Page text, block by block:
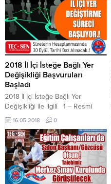
atama yapılmaktadır. Destek
Hizmetleri Genel Müdürlüğünün
27/12/2019 tarih ve 26006736
sayılı yazısı ile DÖSE
işletmelerinin açma kapama
işlemleri bildirilmiş ve
açılan/kapanan ve saymanlık
kadrosu boş olan saymanlıklar...
2018 İl İçi İsteğe Bağlı Yer
Değişikliği Başvuruları
Başladı
2018 İl İçi İsteğe Bağlı Yer
Değişikliği ile ilgili 1 – Resmi
Yazıya ulaşmak için tıklayınız 2 –
Başvuru Formu için tıklayınız 3 –
Tercih Edilebilecek Kurumlar
Listesi için tıklayınız
16.05.2018 0